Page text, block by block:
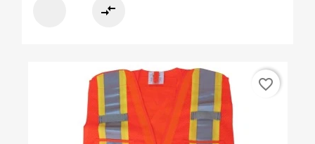
compare_arrows
favorite_border